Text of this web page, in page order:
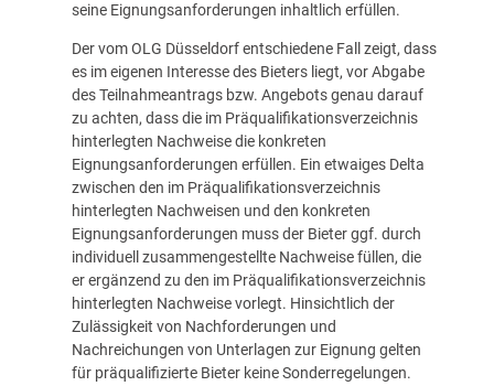
seine Eignungsanforderungen inhaltlich erfüllen.
Der vom OLG Düsseldorf entschiedene Fall zeigt, dass
es im eigenen Interesse des Bieters liegt, vor Abgabe
des Teilnahmeantrags bzw. Angebots genau darauf
zu achten, dass die im Präqualifikationsverzeichnis
hinterlegten Nachweise die konkreten
Eignungsanforderungen erfüllen. Ein etwaiges Delta
zwischen den im Präqualifikationsverzeichnis
hinterlegten Nachweisen und den konkreten
Eignungsanforderungen muss der Bieter ggf. durch
individuell zusammengestellte Nachweise füllen, die
er ergänzend zu den im Präqualifikationsverzeichnis
hinterlegten Nachweise vorlegt. Hinsichtlich der
Zulässigkeit von Nachforderungen und
Nachreichungen von Unterlagen zur Eignung gelten
für präqualifizierte Bieter keine Sonderregelungen.